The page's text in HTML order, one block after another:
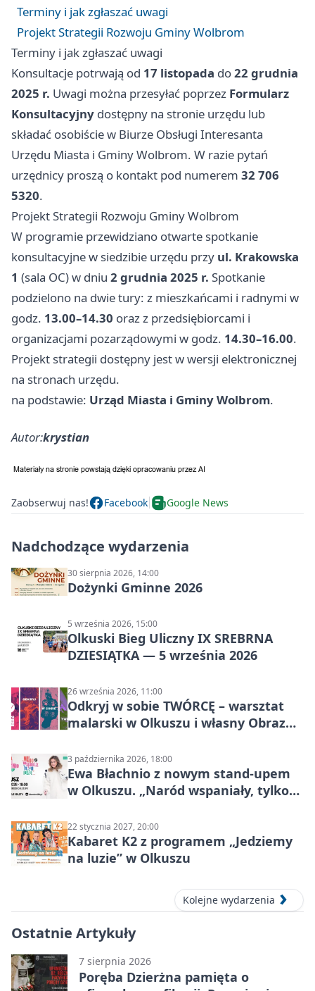
Terminy i jak zgłaszać uwagi
Projekt Strategii Rozwoju Gminy Wolbrom
Terminy i jak zgłaszać uwagi
Konsultacje potrwają od 17 listopada do22 grudnia
2025 r. Uwagi można przesyłać poprzez Formularz
Konsultacyjny dostępny na stronie urzędu lub
składać osobiście w Biurze Obsługi Interesanta
Urzędu Miasta i Gminy Wolbrom. W razie pytań
urzędnicy proszą o kontakt pod numerem 32 706
5320.
Projekt Strategii Rozwoju Gminy Wolbrom
W programie przewidziano otwarte spotkanie
konsultacyjne w siedzibie urzędu przy ul. Krakowska
1 (sala OC) w dniu 2 grudnia 2025 r. Spotkanie
podzielono na dwie tury: z mieszkańcami i radnymi w
godz. 13.00–14.30 oraz z przedsiębiorcami i
organizacjami pozarządowymi w godz. 14.30–16.00.
Projekt strategii dostępny jest w wersji elektronicznej
na stronach urzędu.
na podstawie: Urząd Miasta i Gminy Wolbrom.
Autor:krystian
Zaobserwuj nas! Facebook Google News
Nadchodzące wydarzenia
30 sierpnia 2026, 14:00
Dożynki Gminne 2026
5 września 2026, 15:00
Olkuski Bieg Uliczny IX SREBRNA
DZIESIĄTKA — 5 września 2026
26 września 2026, 11:00
Odkryj w sobie TWÓRCĘ – warsztat
malarski w Olkuszu i własny Obraz
3 października 2026, 18:00
Ewa Błachnio z nowym stand-upem
w Olkuszu. „Naród wspaniały, tylko
22 stycznia 2027, 20:00
Kabaret K2 z programem „Jedziemy
na luzie” w Olkuszu
Kolejne wydarzenia
Ostatnie Artykuły
7 sierpnia 2026
Poręba Dzierżna pamięta o